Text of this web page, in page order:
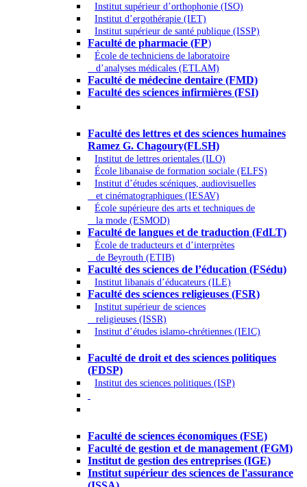
Institut supérieur d’orthophonie (ISO)
Institut d’ergothérapie (IET)
Institut supérieur de santé publique (ISSP)
Faculté de pharmacie (FP)
École de techniciens de laboratoire
d’analyses médicales (ETLAM)
Faculté de médecine dentaire (FMD)
Faculté des sciences infirmières (FSI)
Faculté des lettres et des sciences humaines
Ramez G. Chagoury(FLSH)
Institut de lettres orientales (ILO)
École libanaise de formation sociale (ELFS)
Institut d’études scéniques, audiovisuelles
et cinématographiques (IESAV)
École supérieure des arts et techniques de
la mode (ESMOD)
Faculté de langues et de traduction (FdLT)
École de traducteurs et d’interprètes
de Beyrouth (ETIB)
Faculté des sciences de l’éducation (FSédu)
Institut libanais d’éducateurs (ILE)
Faculté des sciences religieuses (FSR)
Institut supérieur de sciences
religieuses (ISSR)
Institut d’études islamo-chrétiennes (IEIC)
Faculté de droit et des sciences politiques
(FDSP)
Institut des sciences politiques (ISP)
Faculté de sciences économiques (FSE)
Faculté de gestion et de management (FGM)
Institut de gestion des entreprises (IGE)
Institut supérieur des sciences de l'assurance